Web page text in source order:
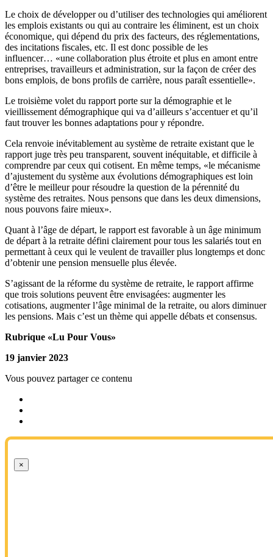
Le choix de développer ou d’utiliser des technologies qui améliorent
les emplois existants ou qui au contraire les éliminent, est un choix
économique, qui dépend du prix des facteurs, des réglementations,
des incitations fiscales, etc. Il est donc possible de les
influencer… «une collaboration plus étroite et plus en amont entre
entreprises, travailleurs et administration, sur la façon de créer des
bons emplois, de bons profils de carrière, nous paraît essentielle».
Le troisième volet du rapport porte sur la démographie et le
vieillissement démographique qui va d’ailleurs s’accentuer et qu’il
faut trouver les bonnes adaptations pour y répondre.
Cela renvoie inévitablement au système de retraite existant que le
rapport juge très peu transparent, souvent inéquitable, et difficile à
comprendre par ceux qui cotisent. En même temps, «le mécanisme
d’ajustement du système aux évolutions démographiques est loin
d’être le meilleur pour résoudre la question de la pérennité du
système des retraites. Nous pensons que dans les deux dimensions,
nous pouvons faire mieux».
Quant à l’âge de départ, le rapport est favorable à un âge minimum
de départ à la retraite défini clairement pour tous les salariés tout en
permettant à ceux qui le veulent de travailler plus longtemps et donc
d’obtenir une pension mensuelle plus élevée.
S’agissant de la réforme du système de retraite, le rapport affirme
que trois solutions peuvent être envisagées: augmenter les
cotisations, augmenter l’âge minimal de la retraite, ou alors diminuer
les pensions. Mais c’est un thème qui appelle débats et consensus.
Rubrique «Lu Pour Vous»
19 janvier 2023
Vous pouvez partager ce contenu
×